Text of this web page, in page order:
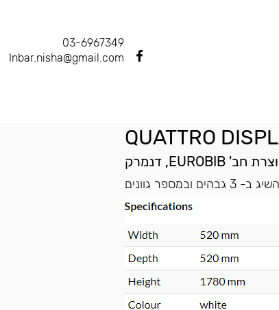
03-6967349
Inbar.nisha@gmail.com
QUATTRO
ובמספר גוונים